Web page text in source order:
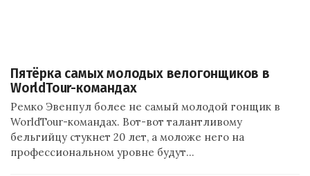
Пятёрка самых молодых велогонщиков в
WorldTour-командах
Ремко Эвенпул более не самый молодой гонщик в
WorldTour-командах. Вот-вот талантливому
бельгийцу стукнет 20 лет, а моложе него на
профессиональном уровне будут…